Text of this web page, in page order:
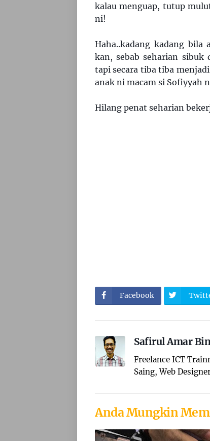
kalau menguap, tutup
ni!
Haha..kadang kadang
kan, sebab seharian sibuk
tapi secara tiba tiba
anak ni macam si Sofiyyah
Hilang penat seharian
Facebook
Safirul Amar
Freelance ICT
Saing, Web
Anda Mungkin